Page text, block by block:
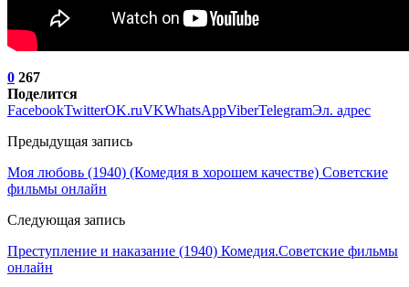
0 267
Поделится
FacebookTwitterOK.ruVKWhatsAppViberTelegramЭл. адрес
Предыдущая запись
Моя любовь (1940) (Комедия в хорошем качестве) Советские
фильмы онлайн
Следующая запись
Преступление и наказание (1940) Комедия.Советские фильмы
онлайн